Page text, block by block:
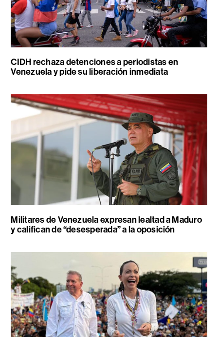
CIDH rechaza detenciones a periodistas en
Venezuela y pide su liberación inmediata
Militares de Venezuela expresan lealtad a Maduro
y califican de “desesperada” a la oposición